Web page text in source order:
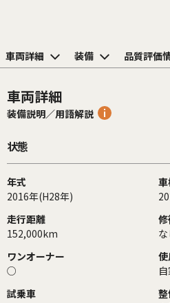
車両詳細 装備 品質評価
車両詳細
装備説明／用語解説
状態
年式
2016年(H28年)
走行距離
152,000km
な
ワンオーナー
○
試乗車